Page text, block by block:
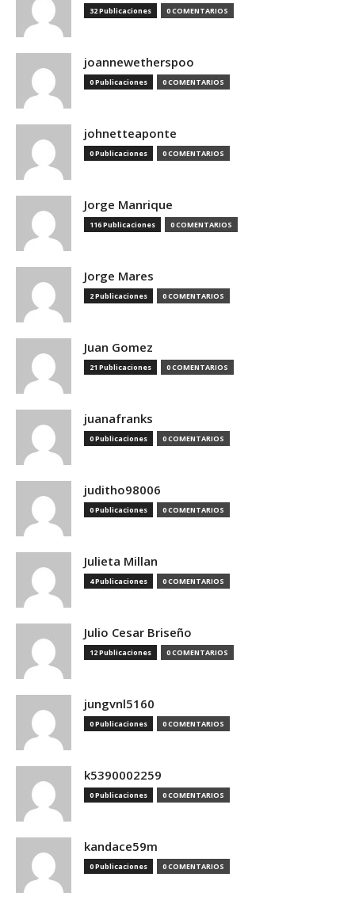
32 Publicaciones 0 COMENTARIOS
joannewetherspoo
0 Publicaciones 0 COMENTARIOS
johnetteaponte
0 Publicaciones 0 COMENTARIOS
Jorge Manrique
116 Publicaciones 0 COMENTARIOS
Jorge Mares
2 Publicaciones 0 COMENTARIOS
Juan Gomez
21 Publicaciones 0 COMENTARIOS
juanafranks
0 Publicaciones 0 COMENTARIOS
juditho98006
0 Publicaciones 0 COMENTARIOS
Julieta Millan
4 Publicaciones 0 COMENTARIOS
Julio Cesar Briseño
12 Publicaciones 0 COMENTARIOS
jungvnl5160
0 Publicaciones 0 COMENTARIOS
k5390002259
0 Publicaciones 0 COMENTARIOS
kandace59m
0 Publicaciones 0 COMENTARIOS